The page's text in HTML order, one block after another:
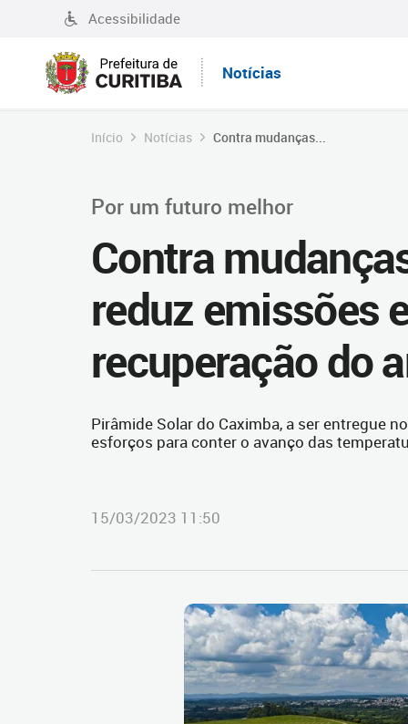
Acessibilidade
Notícias
Início Notícias Contra mudanças...
Por um futuro melhor
Contra
reduz emissões
recuperação do
Pirâmide Solar do Caximba, a ser entregue
esforços para conter o avanço das
15/03/2023 11:50